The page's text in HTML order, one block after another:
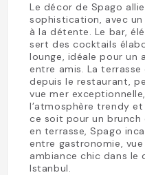
Le décor de Spago
sophistication, avec
à la détente. Le bar,
sert des cocktails
lounge, idéale pour un
entre amis. La
depuis le restaurant,
vue mer
l’atmosphère trendy et
ce soit pour un brunch
en terrasse, Spago
entre gastronomie,
ambiance chic dans le
Istanbul.